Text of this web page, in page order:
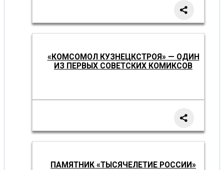
«КОМСОМОЛ КУЗНЕЦКСТРОЯ» — ОДИН
ИЗ ПЕРВЫХ СОВЕТСКИХ КОМИКСОВ
ПАМЯТНИК «ТЫСЯЧЕЛЕТИЕ РОССИИ»